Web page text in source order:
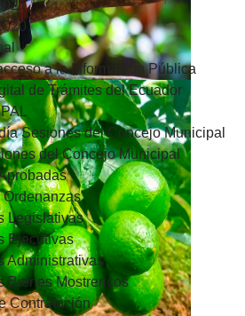
a la Información Pública
de Trámites del Ecuador
Sesiones del Concejo Municipal
del Concejo Municipal
Legislativas
Ejecutivas
Administrativas
Bienes Mostrencos
Contratación